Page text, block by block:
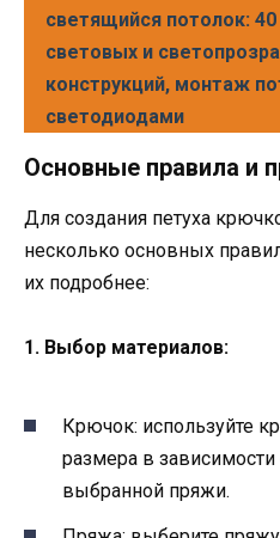
светящийся потолок:
световых и
конструкций, монтаж
светодиодами
Основные правила и
Для создания петуха
несколько основных
их подробнее:
1. Выбор материалов:
Крючок: используйте
размера в зависимости
выбранной пряжи.